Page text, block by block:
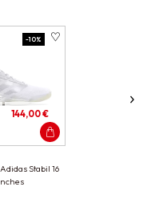
144,00 €
-10%
Stabil 16